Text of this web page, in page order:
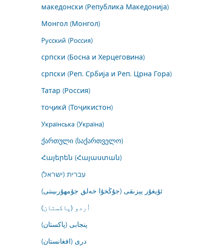
македонски (Република Македонија)
Монгол (Монгол)
Русский (Россия)
српски (Босна и Херцеговина)
српски (Реп. Србија и Реп. Црна Гора)
Татар (Россия)
тоҷикӣ (Тоҷикистон)
Українська (Україна)
ქართული (საქართველო)
Հայերեն (Հայաստան)
עברית (ישראל)
ئۇيغۇر يېزىقى (جۇڭخۇا خەلق جۇمھۇرىيىتى)
اُردو (پاکستان)
پنجابی (پاکستان)
درى (افغانستان)